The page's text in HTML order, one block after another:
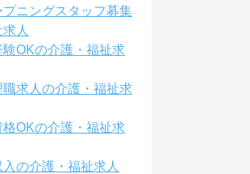
ニングスタッフ募集
人
OKの介護・福祉求
求人の介護・福祉求
OKの介護・福祉求
の介護・福祉求人